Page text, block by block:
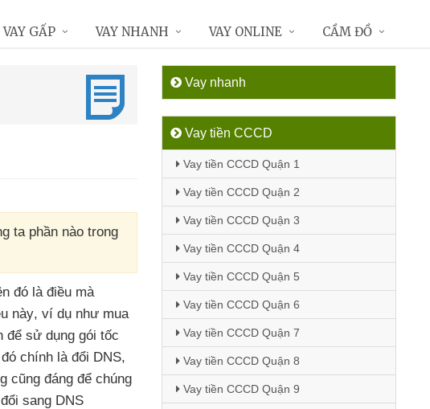
ta phần nào trong
đó là điều mà
này, ví dụ như mua
để sử dụng gói tốc
chính là đổi DNS,
cũng đáng để chúng
sang DNS
Vay nhanh
Vay tiền CCCD
Vay tiền CCCD Quận 1
Vay tiền CCCD Quận 2
Vay tiền CCCD Quận 3
Vay tiền CCCD Quận 4
Vay tiền CCCD Quận 5
Vay tiền CCCD Quận 6
Vay tiền CCCD Quận 7
Vay tiền CCCD Quận 8
Vay tiền CCCD Quận 9
VAY GẤP VAY NHANH VAY ONLINE CẦM ĐỒ